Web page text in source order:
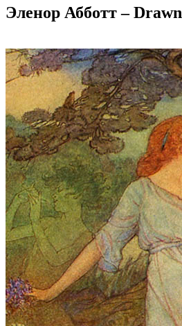
Эленор Абботт – Drawn